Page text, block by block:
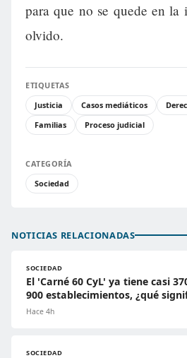
para que no se quede en
olvido.
ETIQUETAS
Justicia
Casos mediáticos
Familias
Proceso judicial
CATEGORÍA
Sociedad
NOTICIAS RELACIONADAS
SOCIEDAD
El 'Carné 60 CyL' ya tiene casi
900 establecimientos, ¿qué
Hace 4h
SOCIEDAD